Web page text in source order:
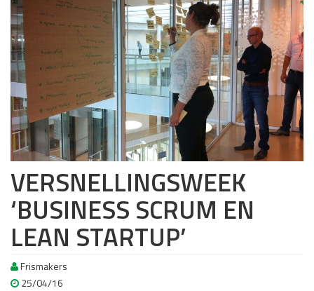
VERSNELLINGSWEEK
‘BUSINESS SCRUM EN
LEAN STARTUP’
Frismakers
25/04/16